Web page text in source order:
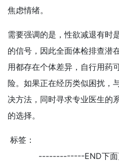
焦虑情绪。
需要强调的是，性欲减退有时
的信号，因此全面体检排查潜
用都存在个体差异，自行用药
险。如果正在经历类似困扰，
决方法，同时寻求专业医生的
的选择。
标签：
-------------END下